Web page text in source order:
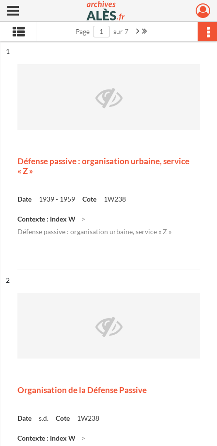
Archives municipales d'Alès
Ouvrir le menu déroulant
Page sur 7 Page suivante : 1/7
n°
1
Défense passive : organisation urbaine, service
« Z »
Date 1939 - 1959 Cote 1W238
Contexte : Index W
Défense passive : organisation urbaine, service « Z »
n°
2
Organisation de la Défense Passive
Date s.d. Cote 1W238
Contexte : Index W